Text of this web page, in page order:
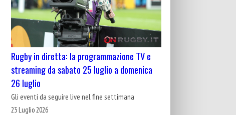
Rugby in diretta: la programmazione TV e
streaming da sabato 25 luglio a domenica
26 luglio
Gli eventi da seguire live nel fine settimana
23 Luglio 2026